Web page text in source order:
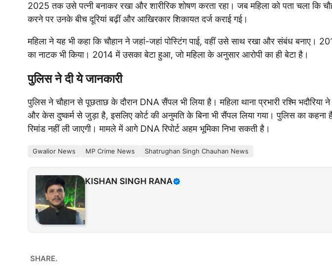
2025 तक उसे पत्नी बनाकर रखा और शारीरिक शोषण करता रहा। जब महिला को पता चला कि
करने पर उनके बीच दूरियां बढ़ीं और आखिरकार शिकायत दर्ज कराई गई।
महिला ने यह भी कहा कि चौहान ने जहां-जहां पोस्टिंग पाई, वहीं उसे साथ रखा और संबंध बनाए।
का नाटक भी किया। 2014 में उसका बेटा हुआ, जो महिला के अनुसार आरोपी का ही बेटा है।
पुलिस ने दी ये जानकारी
पुलिस ने चौहान से पूछताछ के दौरान DNA सैंपल भी लिया है। महिला थाना प्रभारी रश्मि
और केस दुष्कर्म से जुड़ा है, इसलिए कोर्ट की अनुमति के बिना भी सैंपल लिया गया। पुलिस का
रिमांड नहीं ली जाएगी। मामले में आगे DNA रिपोर्ट अहम भूमिका निभा सकती है।
Gwalior News MP Crime News Shatrughan Singh Chauhan News
KISHAN SINGH RANA
SHARE.